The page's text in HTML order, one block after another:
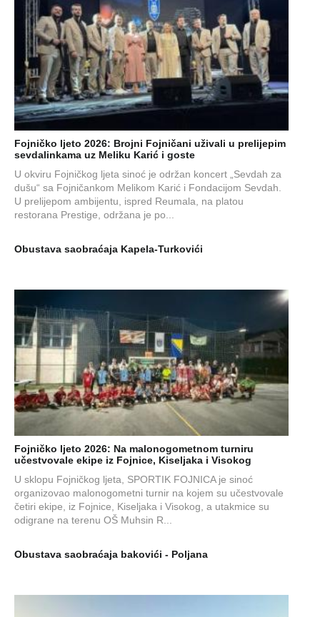
Fojničko ljeto 2026: Brojni Fojničani uživali u prelijepim
sevdalinkama uz Meliku Karić i goste
U okviru Fojničkog ljeta sinoć je održan koncert „Sevdah za
dušu“ sa Fojničankom Melikom Karić i Fondacijom Sevdah.
U prelijepom ambijentu, ispred Reumala, na platou
restorana Prestige, održana je po...
Obustava saobraćaja Kapela-Turkovići
Fojničko ljeto 2026: Na malonogometnom turniru
učestvovale ekipe iz Fojnice, Kiseljaka i Visokog
U sklopu Fojničkog ljeta, SPORTIK FOJNICA je sinoć
organizovao malonogometni turnir na kojem su učestvovale
četiri ekipe, iz Fojnice, Kiseljaka i Visokog, a utakmice su
odigrane na terenu OŠ Muhsin R...
Obustava saobraćaja bakovići - Poljana